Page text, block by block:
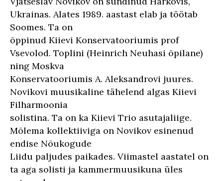
Ukrainas. Alates 1989. aastast elab ja töötab
Soomes. Ta on
õppinud Kiievi Konservatooriumis prof
Vsevolod. Toplini (Heinrich Neuhasi õpilane)
ning Moskva
Konservatooriumis A. Aleksandrovi juures.
Novikovi muusikaline tähelend algas Kiievi
Filharmoonia
solistina. Ta on ka Kiievi Trio asutajaliige.
Mõlema kollektiiviga on Novikov esinenud
endise Nõukogude
Liidu paljudes paikades. Viimastel aastatel on
ta aga solisti ja kammermuusikuna üles